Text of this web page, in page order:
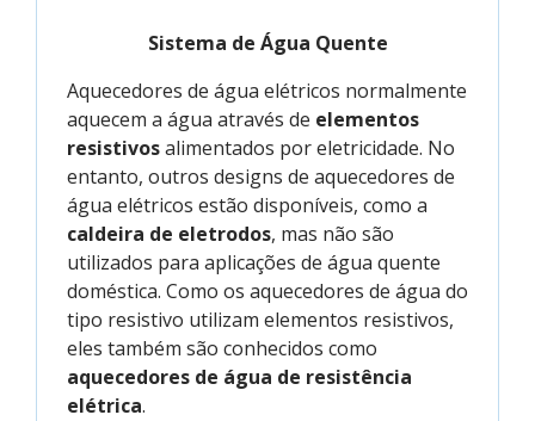
Sistema de Água Quente
Aquecedores de água elétricos normalmente
aquecem a água através de elementos
resistivosalimentados por eletricidade. No
entanto, outros designs de aquecedores de
água elétricos estão disponíveis, como a
caldeira de eletrodos, mas não são
utilizados para aplicações de água quente
doméstica. Como os aquecedores de água do
tipo resistivo utilizam elementos resistivos,
eles também são conhecidos como
aquecedores de água de resistência
elétrica.